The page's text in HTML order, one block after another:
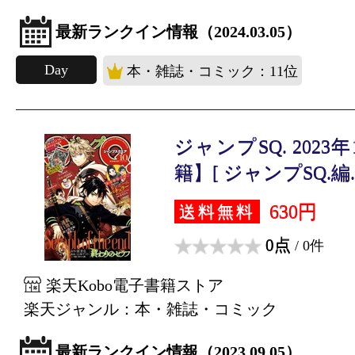
最新ランクイン情報（2024.03.05）
Day 本・雑誌・コミック：11位
ジャンプSQ. 2023
籍】[ ジャンプSQ.編
送料無料 630円
0点 / 0件
楽天Kobo電子書籍ストア
楽天ジャンル：本・雑誌・コミック
最新ランクイン情報（2023.09.05）